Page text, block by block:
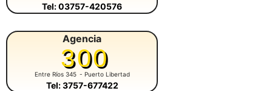
Tel: 03757-420576
Agencia
300
Entre Ríos 345 - Puerto Libertad
Tel: 3757-677422